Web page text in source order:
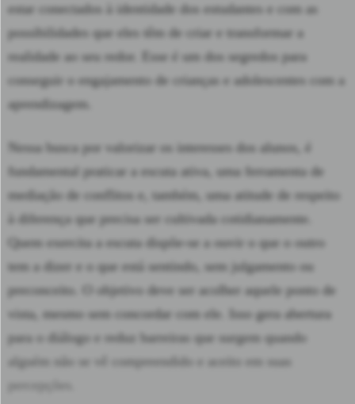
estar conectados à identidade dos estudantes e com as
possibilidades que eles têm de criar e transformar a
realidade ao seu redor. Esse é um dos segredos para
conseguir o engajamento de crianças e adolescentes com a
aprendizagem.
Nessa busca por valorizar os interesses dos alunos, é
fundamental praticar a escuta ativa, uma ferramenta de
mediação de conflitos e, também, uma atitude de respeito
à diferença que precisa ser cultivada cotidianamente.
Quem exercita a escuta dispõe-se a ouvir o que o outro
tem a dizer e o que está sentindo, sem julgamento ou
preconceito. O objetivo deve ser acolher aquele ponto de
vista, mesmo sem concordar com ele. Isso gera abertura
para o diálogo e reduz barreiras que surgem quando
alguém não se vê compreendido e aceito em suas